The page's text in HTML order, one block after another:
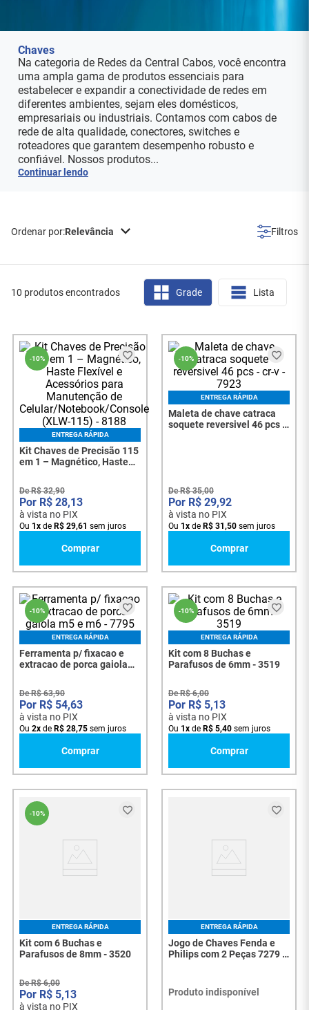
Chaves
Na categoria de Redes da Central Cabos, você encontra
uma ampla gama de produtos essenciais para
estabelecer e expandir a conectividade de redes em
diferentes ambientes, sejam eles domésticos,
empresariais ou industriais. Contamos com cabos de
rede de alta qualidade, conectores, switches e
roteadores que garantem desempenho robusto e
confiável. Nossos produtos...
Continuar lendo
Relevância
10 produtos encontrados Grade Lista
-10%
ENTREGA RÁPIDA
Kit Chaves de Precisão 115
em 1 – Magnético, Haste
Manutenção de
Celular/Notebook/Console
(XLW-115) - 8188
DeR$ 32,90
R$ 28,13
à vista no PIX
Ou 1x de R$ 29,61 sem juros
Comprar
-10%
ENTREGA RÁPIDA
Maleta de chave catraca
soquete reversivel 46 pcs -
DeR$ 35,00
R$ 29,92
à vista no PIX
Ou 1x de R$ 31 ,50 sem juros
Comprar
-10%
ENTREGA RÁPIDA
Ferramenta p/ fixacao e
extracao de porca gaiola
DeR$ 63,90
R$ 54,63
à vista no PIX
Ou 2x de R$ 28,75 sem juros
Comprar
-10%
ENTREGA RÁPIDA
Kit com 8 Buchas e
Parafusos de 6mm - 3519
DeR$ 6,00
R$ 5,13
à vista no PIX
Ou 1x de R$ 5,40 sem juros
Comprar
-10%
ENTREGA RÁPIDA
Kit com 6 Buchas e
Parafusos de 8mm - 3520
DeR$ 6,00
R$ 5,13
à vista no PIX
ENTREGA RÁPIDA
Jogo de Chaves Fenda e
Philips com 2 Peças 7279 -
Produto indisponível